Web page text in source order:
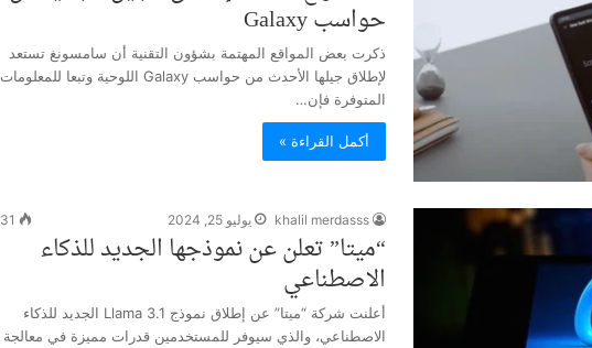
حواسب Galaxy
ذكرت بعض المواقع المهتمة بشؤون التقنية أن سامسونغ تستعد
لإطلاق جيلها الأحدث من حواسب Galaxy اللوحية وتبعا للمعلومات
المتوفرة فإن…
أكمل القراءة »
khalil merdasss يوليو 25, 2024 31
“ميتا” تعلن عن نموذجها الجديد للذكاء
الاصطناعي
أعلنت شركة “ميتا” عن إطلاق نموذج Llama 3.1 الجديد للذكاء
الاصطناعي، والذي سيوفر للمستخدمين قدرات مميزة في معالجة